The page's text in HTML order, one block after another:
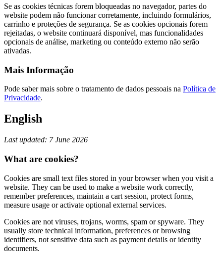
Se as cookies técnicas forem bloqueadas no navegador, partes do
website podem não funcionar corretamente, incluindo formulários,
carrinho e proteções de segurança. Se as cookies opcionais forem
rejeitadas, o website continuará disponível, mas funcionalidades
opcionais de análise, marketing ou conteúdo externo não serão
ativadas.
Mais Informação
Pode saber mais sobre o tratamento de dados pessoais na Política de
Privacidade.
English
Last updated: 7 June 2026
What are cookies?
Cookies are small text files stored in your browser when you visit a
website. They can be used to make a website work correctly,
remember preferences, maintain a cart session, protect forms,
measure usage or activate optional external services.
Cookies are not viruses, trojans, worms, spam or spyware. They
usually store technical information, preferences or browsing
identifiers, not sensitive data such as payment details or identity
documents.